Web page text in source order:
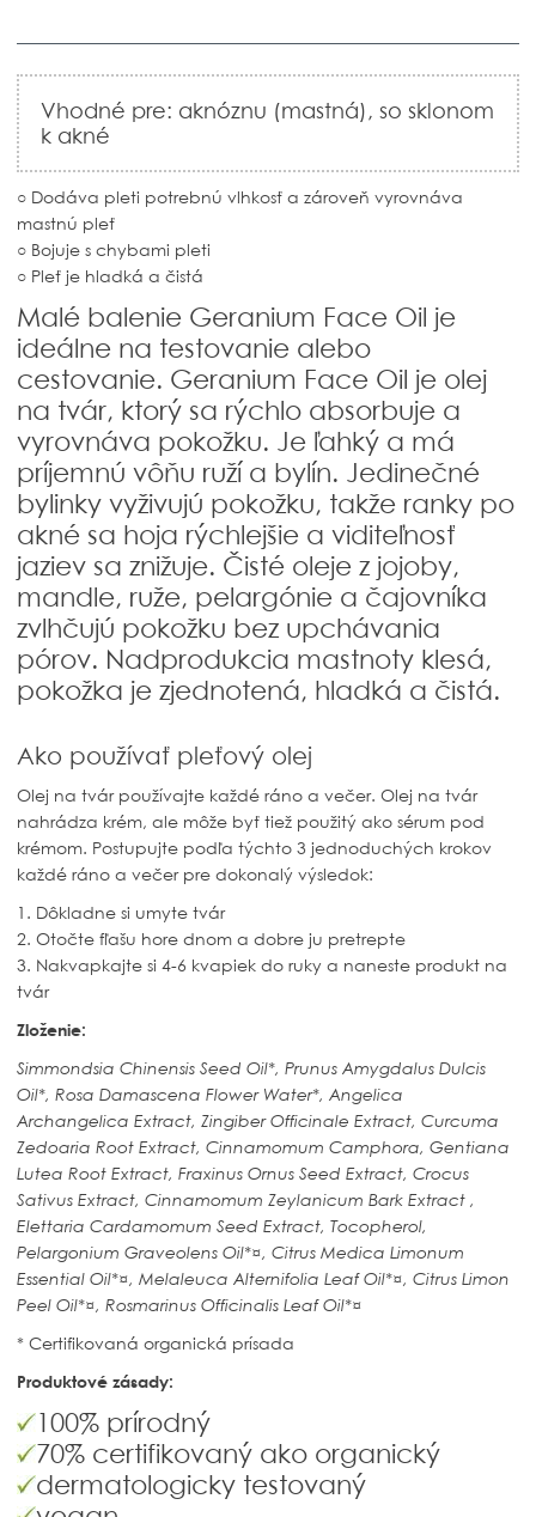
Vhodné pre: aknóznu (mastná), so sklonom
k akné
○ Dodáva pleti potrebnú vlhkosť a zároveň vyrovnáva
mastnú pleť
○ Bojuje s chybami pleti
○ Pleť je hladká a čistá
Malé balenie Geranium Face Oil je
ideálne na testovanie alebo
cestovanie. Geranium Face Oil je olej
na tvár, ktorý sa rýchlo absorbuje a
vyrovnáva pokožku. Je ľahký a má
príjemnú vôňu ruží a bylín. Jedinečné
bylinky vyživujú pokožku, takže ranky po
akné sa hoja rýchlejšie a viditeľnosť
jaziev sa znižuje. Čisté oleje z jojoby,
mandle, ruže, pelargónie a čajovníka
zvlhčujú pokožku bez upchávania
pórov. Nadprodukcia mastnoty klesá,
pokožka je zjednotená, hladká a čistá.
Ako používať pleťový olej
Olej na tvár používajte každé ráno a večer. Olej na tvár
nahrádza krém, ale môže byť tiež použitý ako sérum pod
krémom. Postupujte podľa týchto 3 jednoduchých krokov
každé ráno a večer pre dokonalý výsledok:
1. Dôkladne si umyte tvár
2. Otočte fľašu hore dnom a dobre ju pretrepte
3. Nakvapkajte si 4-6 kvapiek do ruky a naneste produkt na
tvár
Zloženie:
Simmondsia Chinensis Seed Oil*, Prunus Amygdalus Dulcis
Oil*, Rosa Damascena Flower Water*, Angelica
Archangelica Extract, Zingiber Officinale Extract, Curcuma
Zedoaria Root Extract, Cinnamomum Camphora, Gentiana
Lutea Root Extract, Fraxinus Ornus Seed Extract, Crocus
Sativus Extract, Cinnamomum Zeylanicum Bark Extract ,
Elettaria Cardamomum Seed Extract, Tocopherol,
Pelargonium Graveolens Oil*¤, Citrus Medica Limonum
Essential Oil*¤, Melaleuca Alternifolia Leaf Oil*¤, Citrus Limon
Peel Oil*¤, Rosmarinus Officinalis Leaf Oil*¤
* Certifikovaná organická prísada
Produktové zásady:
100% prírodný
70% certifikovaný ako organický
dermatologicky testovaný